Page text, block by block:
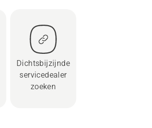
Dichtsbijzijnde
servicedealer
zoeken